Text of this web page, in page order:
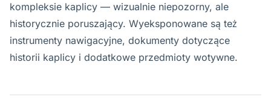
kompleksie kaplicy — wizualnie niepozorny, ale
historycznie poruszający. Wyeksponowane są też
instrumenty nawigacyjne, dokumenty dotyczące
historii kaplicy i dodatkowe przedmioty wotywne.